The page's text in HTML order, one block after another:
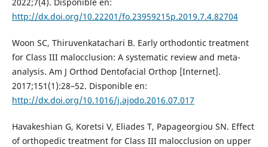
http://dx.doi.org/10.22201/fo.23959215p.2019.7.4.82704
Woon SC, Thiruvenkatachari B. Early orthodontic treatment
for Class III malocclusion: A systematic review and meta-
analysis. Am J Orthod Dentofacial Orthop [Internet].
2017;151(1):28–52. Disponible en:
http://dx.doi.org/10.1016/j.ajodo.2016.07.017
Havakeshian G, Koretsi V, Eliades T, Papageorgiou SN. Effect
of orthopedic treatment for Class III malocclusion on upper